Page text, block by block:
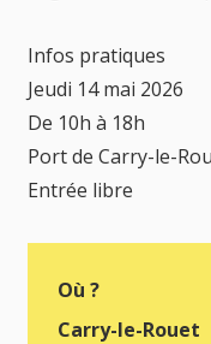
Infos pratiques
Jeudi 14 mai 2026
De 10h à 18h
Port de Carry-le-
Entrée libre
Où ?
Carry-le-Rouet